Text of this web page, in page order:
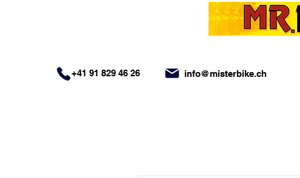
+41 91 829 46 26 info@misterbike.ch